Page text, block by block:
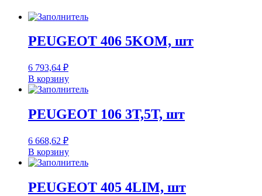
PEUGEOT 406 5KOM, шт
6 793,64 ₽
В корзину
PEUGEOT 106 3T,5T, шт
6 668,62 ₽
В корзину
PEUGEOT 405 4LIM, шт